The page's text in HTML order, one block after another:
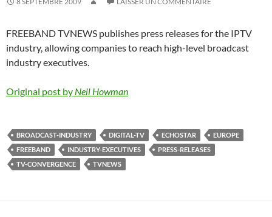
FREEBAND TVNEWS publishes press releases for the IPTV
industry, allowing companies to reach high-level broadcast
industry executives.
Original post by Neil Howman
BROADCAST-INDUSTRY DIGITAL-TV ECHOSTAR
EUROPE
FREEBAND
INDUSTRY-EXECUTIVES
PRESS-RELEASES
TV-CONVERGENCE
TVNEWS